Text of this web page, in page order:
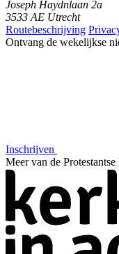
Joseph Haydnlaan 2a
3533 AE Utrecht
Routebeschrijving
Ontvang de wekelijkse
Inschrijven
Meer van de